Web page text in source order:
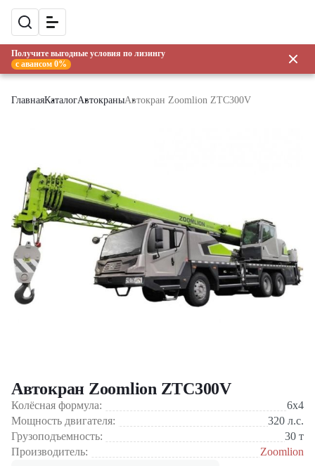
Получите выгодные условия по лизингу
с авансом 0%
ГлавнаяКаталогАвтокраныАвтокран Zoomlion ZTC300V
Автокран Zoomlion ZTC300V
Колёсная формула:
6x4
Мощность двигателя:
320 л.с.
Грузоподъемность:
30 т
Производитель:
Zoomlion